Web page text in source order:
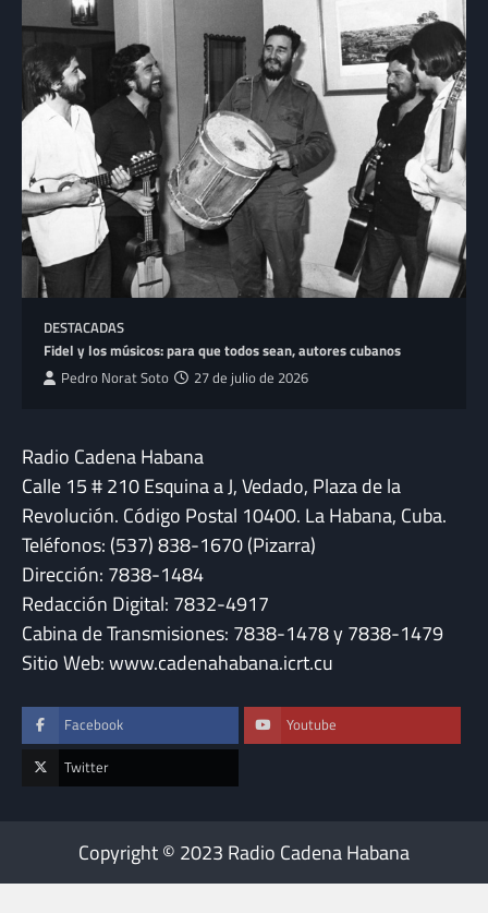
DESTACADAS
Fidel y los músicos: para que todos sean, autores cubanos
Pedro Norat Soto 27 de julio de 2026
Radio Cadena Habana
Calle 15 # 210 Esquina a J, Vedado, Plaza de la
Revolución. Código Postal 10400. La Habana, Cuba.
Teléfonos: (537) 838-1670 (Pizarra)
Dirección: 7838-1484
Redacción Digital: 7832-4917
Cabina de Transmisiones: 7838-1478 y 7838-1479
Sitio Web: www.cadenahabana.icrt.cu
Facebook Youtube
Twitter